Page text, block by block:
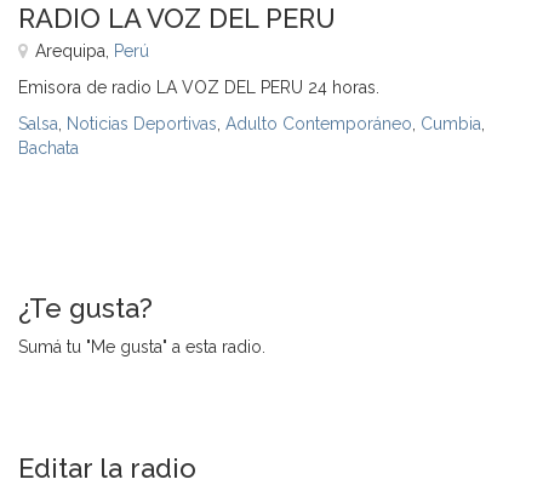
RADIO LA VOZ DEL PERU
Arequipa, Perú
Emisora de radio LA VOZ DEL PERU 24 horas.
Salsa Noticias Deportivas Adulto Contemporáneo Cumbia
Bachata
¿Te gusta?
Sumá tu "Me gusta" a esta radio.
Editar la radio